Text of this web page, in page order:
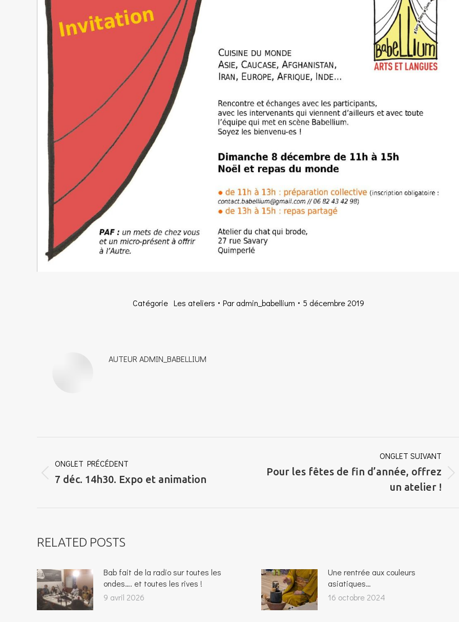
Catégorie Les ateliers Paradmin_babellium 5 décembre 2019
AUTEUR ADMIN_BABELLIUM
DE
COMMENTAIRE
ONGLET PRÉCÉDENT
Onglet
7 déc. 14h30. Expo et animation
ONGLET SUIVANT
Onglet
Pour les fêtes de fin d’année, offrez
un atelier !
RELATED POSTS
Bab fait de la radio sur toutes les
ondes…. et toutes les rives !
9 avril 2026
Une rentrée aux couleurs
asiatiques…
16 octobre 2024